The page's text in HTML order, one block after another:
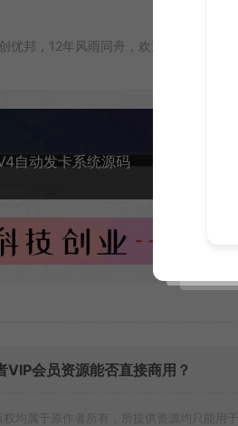
优邦，12年风雨同舟，欢迎您一起缔造！
自动发卡系统源码
VIP会员资源能否直接商用？
权均属于原作者所有，所提供资源均只能用于